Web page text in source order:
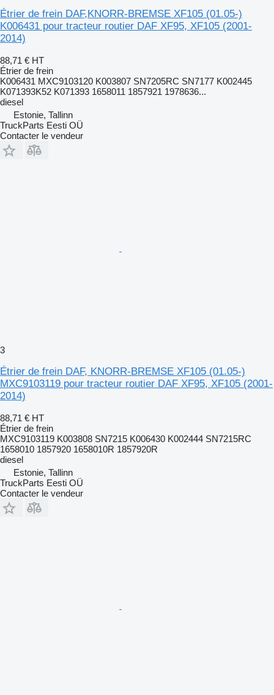
Étrier de frein DAF,KNORR-BREMSE XF105 (01.05-)
K006431 pour tracteur routier DAF XF95, XF105 (2001-
2014)
88,71 € HT
Étrier de frein
K006431 MXC9103120 K003807 SN7205RC SN7177 K002445
K071393K52 K071393 1658011 1857921 1978636...
diesel
Estonie, Tallinn
TruckParts Eesti OÜ
Contacter le vendeur
3
Étrier de frein DAF, KNORR-BREMSE XF105 (01.05-)
MXC9103119 pour tracteur routier DAF XF95, XF105 (2001-
2014)
88,71 € HT
Étrier de frein
MXC9103119 K003808 SN7215 K006430 K002444 SN7215RC
1658010 1857920 1658010R 1857920R
diesel
Estonie, Tallinn
TruckParts Eesti OÜ
Contacter le vendeur